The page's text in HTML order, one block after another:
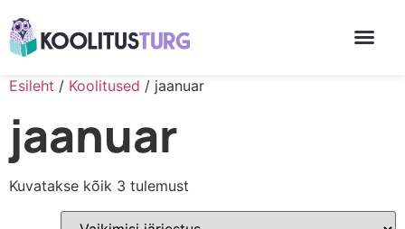
Esileht / Koolitused / jaanuar
jaanuar
Kuvatakse kõik 3 tulemust